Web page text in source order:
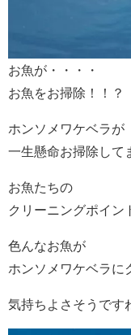
お魚が・・・・
お魚をお掃除！！？
ホンソメワケベラが
一生懸命お掃除して
お魚たちの
クリーニングポイン
色んなお魚が
ホンソメワケベラに
気持ちよさそうで